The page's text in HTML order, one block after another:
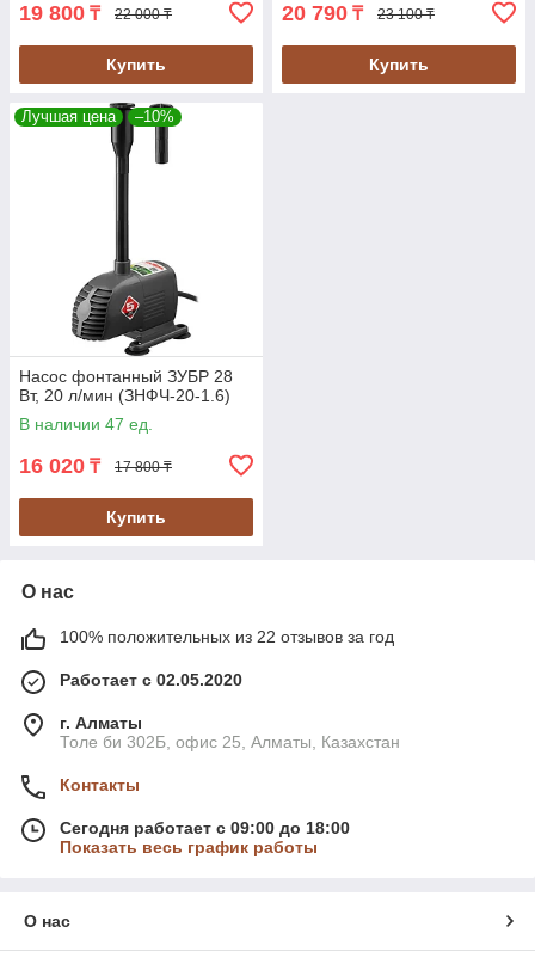
19 800 ₸ 22 000 ₸
Купить
20 790 ₸ 23 100 ₸
Купить
Лучшая цена –10%
Насос фонтанный ЗУБР 28
Вт, 20 л/мин (ЗНФЧ-20-1.6)
В наличии 47 ед.
16 020 ₸ 17 800 ₸
Купить
О нас
100% положительных из 22 отзывов за год
Работает с 02.05.2020
г. Алматы
Толе би 302Б, офис 25, Алматы, Казахстан
Контакты
Сегодня работает с 09:00 до 18:00
Показать весь график работы
О нас